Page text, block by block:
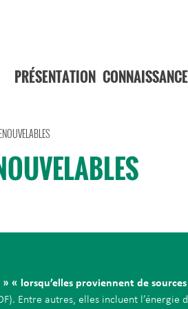
PRÉSENTATION
« lorsqu’elles proviennent de
Entre autres, elles incluent